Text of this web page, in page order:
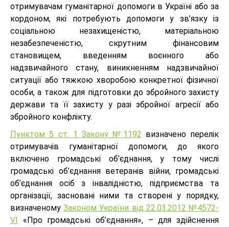
отримувачам гуманітарної допомоги в Україні або за
кордоном, які потребують допомоги у зв’язку із
соціальною незахищеністю, матеріальною
незабезпеченістю, скрутним фінансовим
становищем, введенням воєнного або
надзвичайного стану, виникненням надзвичайної
ситуації або тяжкою хворобою конкретної фізичної
особи, а також для підготовки до збройного захисту
держави та її захисту у разі збройної агресії або
збройного конфлікту.
Пунктом 5 ст. 1 Закону №1192 визначено перелік
отримувачів гуманітарної допомоги, до якого
включено громадські об’єднання, у тому числі
громадські об’єднання ветеранів війни, громадські
об’єднання осіб з інвалідністю, підприємства та
організації, засновані ними та створені у порядку,
визначеномуЗаконом України від 22.03.2012 №4572-
VI «Про громадські об’єднання», – для здійснення